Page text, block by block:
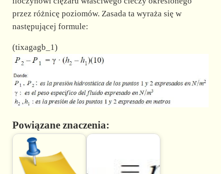
przez różnicę poziomów. Zasada ta wyraża się w
następującej formule:
(tixagagb_1)
Powiązane znaczenia: